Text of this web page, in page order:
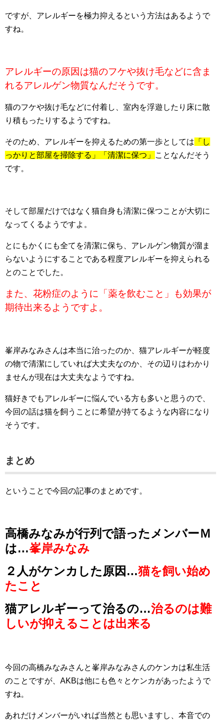
ですが、アレルギーを極力抑えるという方法はあるようで
すね。
アレルギーの原因は猫のフケや抜け毛などに含ま
れるアレルゲン物質なんだそうです。
猫のフケや抜け毛などに付着し、室内を浮遊したり床に散
り積もったりするようですね。
そのため、アレルギーを抑えるための第一歩としては 「し
っかりと部屋を掃除する」「清潔に保つ」
ことなんだそう
です。
そして部屋だけではなく猫自身も清潔に保つことが大切に
なってくるようですよ。
とにもかくにも全てを清潔に保ち、アレルゲン物質が溜ま
らないようにすることである程度アレルギーを抑えられる
とのことでした。
また、花粉症のように「薬を飲むこと」も効果が
期待出来るようですよ。
峯岸みなみさんは本当に治ったのか、猫アレルギーが軽度
の物で清潔にしていれば大丈夫なのか、その辺りはわかり
ませんが現在は大丈夫なようですね。
猫好きでもアレルギーに悩んでいる方も多いと思うので、
今回の話は猫を飼うことに希望が持てるような内容になり
そうです。
まとめ
ということで今回の記事のまとめです。
高橋みなみが行列で語ったメンバーＭ
は…峯岸みなみ
２人がケンカした原因…猫を飼い始め
たこと
猫アレルギーって治るの…治るのは難
しいが抑えることは出来る
今回の高橋みなみさんと峯岸みなみさんのケンカは私生活
のことですが、AKBは他にも色々とケンカがあったようで
すね。
あれだけメンバーがいれば当然とも思いますし、本音での